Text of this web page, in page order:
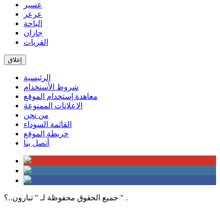
عسير
عرعر
الباحة
جازان
القريات
إغلاق
الرئيسية
شروط الأستخدام
معاهدة إستخدام الموقع
الاعلانات الممنوعة
من نحن
القائمة السوداء
خريطة الموقع
أتصل بنا
جميع الحقوق محفوظة لـ " تبارون..؟ " .